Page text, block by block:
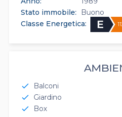
Stato immobile:
Buono
Classe Energetica:
check
Balconi
check
Giardino
check
Box